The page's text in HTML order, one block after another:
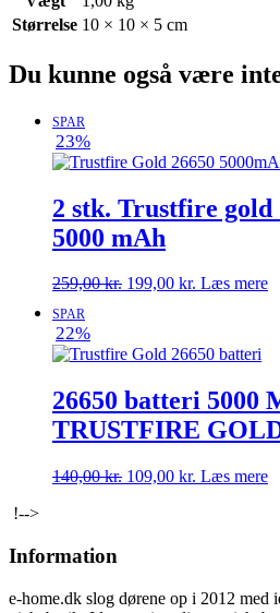
Størrelse 10 × 10 × 5 cm
Du kunne også være
SPAR
23%
2 stk. Trustfire
5000 mAh
259,00kr. Den
259,00 kr..
199,00 kr. Den
199,00 kr..
Læs mere
SPAR
22%
26650 batteri 5000
TRUSTFIRE
140,00kr. Den
109,00 kr. Den
Læs mere
!-->
Information
e-home.dk slog dørene op i 2012 med